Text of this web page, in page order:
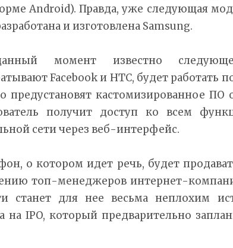
Android). Правда, уже следующая
и изготовлена Samsung.
момент известно
Facebook и HTC, будет работать
предустановят кастомизированное ПО
получит доступ ко всем
сети через веб-интерфейс.
о котором идет речь, будет
топ-менеджеров интернет-
станет для нее весьма неплохим
на IPO, который предварительно